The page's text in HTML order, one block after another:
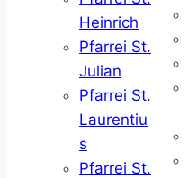
Heinrich
Pfarrei St.
Julian
Pfarrei St.
Laurentiu
s
Pfarrei St.